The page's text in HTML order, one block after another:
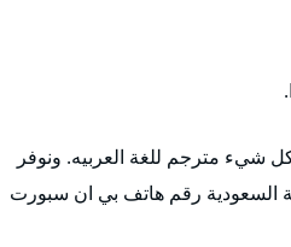
شيء مترجم للغة العربيه. ونوفر
السعودية رقم هاتف بي ان سبورت